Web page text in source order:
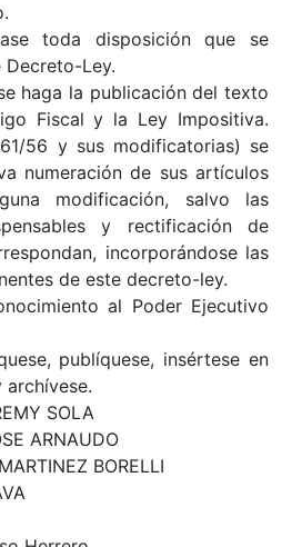
toda disposición que se
Ley.
haga la publicación del texto
Fiscal y la Ley Impositiva.
56 y sus modificatorias) se
numeración de sus artículos
modificación, salvo las
y rectificación de
incorporándose las
de este decreto-ley.
al Poder Ejecutivo
publíquese, insértese en
SOLA
ARNAUDO
BORELLI